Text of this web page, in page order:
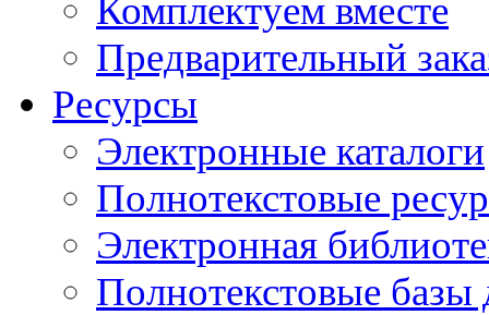
Комплектуем вместе
Предварительный
Ресурсы
Электронные каталоги
Полнотекстовые
Электронная
Полнотекстовые